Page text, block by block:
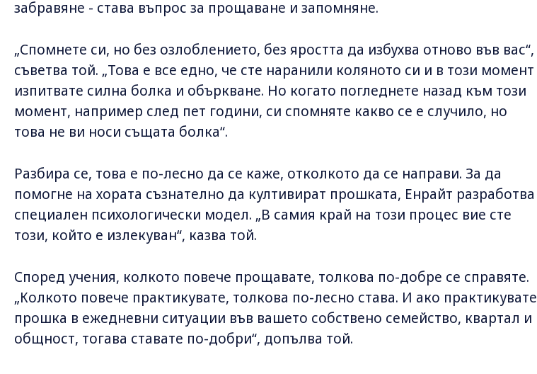
забравяне - става въпрос за прощаване и запомняне.
„Спомнете си, но без озлоблението, без яростта да избухва отново във вас“,
съветва той. „Това е все едно, че сте наранили коляното си и в този момент
изпитвате силна болка и объркване. Но когато погледнете назад към този
момент, например след пет години, си спомняте какво се е случило, но
това не ви носи същата болка“.
Разбира се, това е по-лесно да се каже, отколкото да се направи. За да
помогне на хората съзнателно да култивират прошката, Енрайт разработва
специален психологически модел. „В самия край на този процес вие сте
този, който е излекуван“, казва той.
Според учения, колкото повече прощавате, толкова по-добре се справяте.
„Колкото повече практикувате, толкова по-лесно става. И ако практикувате
прошка в ежедневни ситуации във вашето собствено семейство, квартал и
общност, тогава ставате по-добри“, допълва той.